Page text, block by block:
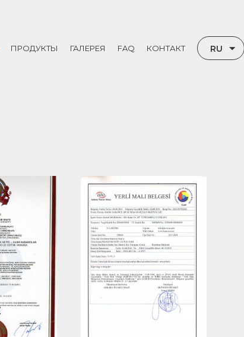
ПРОДУКТЫ ГАЛЕРЕЯ FAQ КОНТАКТ RU